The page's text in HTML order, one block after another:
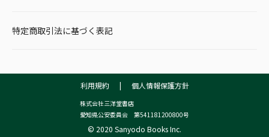
特定商取引法に基づく表記
利用規約 | 個人情報保護方針
株式会社三洋堂書店
愛知県公安委員会 第541181200800号
© 2020 Sanyodo Books Inc.